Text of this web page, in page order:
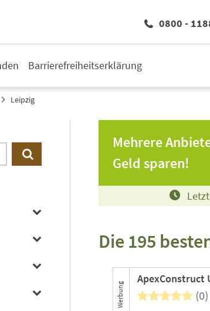
0800 -
Barrierefreiheitserklärung
Leipzig
Mehrere
Geld sparen!
Die 195
Werbung (0)